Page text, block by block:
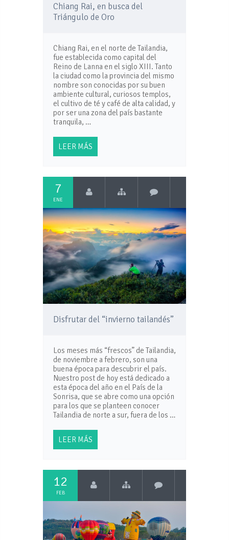
Chiang Rai, en busca del
Triángulo de Oro
Chiang Rai, en el norte de Tailandia,
fue establecida como capital del
Reino de Lanna en el siglo XIII. Tanto
la ciudad como la provincia del mismo
nombre son conocidas por su buen
ambiente cultural, curiosos templos,
el cultivo de té y café de alta calidad, y
por ser una zona del país bastante
tranquila, …
LEER MÁS
7
ENE
Disfrutar del “invierno tailandés”
Los meses más “frescos” de Tailandia,
de noviembre a febrero, son una
buena época para descubrir el país.
Nuestro post de hoy está dedicado a
esta época del año en el País de la
Sonrisa, que se abre como una opción
para los que se planteen conocer
Tailandia de norte a sur, fuera de los …
LEER MÁS
12
FEB